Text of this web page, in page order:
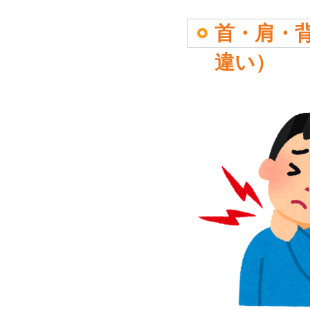
首・肩・
違い）